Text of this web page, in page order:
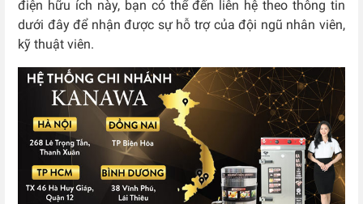
điện hữu ích này, bạn có thể đến liên hệ theo thông tin
dưới đây để nhận được sự hỗ trợ của đội ngũ nhân viên,
kỹ thuật viên.